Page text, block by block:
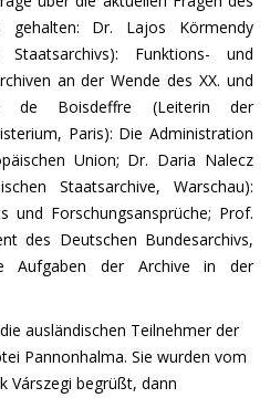
gehalten: Dr. Lajos Körmendy
Funktions- und
an der Wende des XX. und
de Boisdeffre (Leiterin der
Paris): Die Administration
Union; Dr. Daria Nalecz
Staatsarchive, Warschau):
und Forschungsansprüche; Prof.
des Deutschen Bundesarchivs,
Aufgaben der Archive in der
ausländischen Teilnehmer der
Pannonhalma. Sie wurden vom
Várszegi begrüßt, dann